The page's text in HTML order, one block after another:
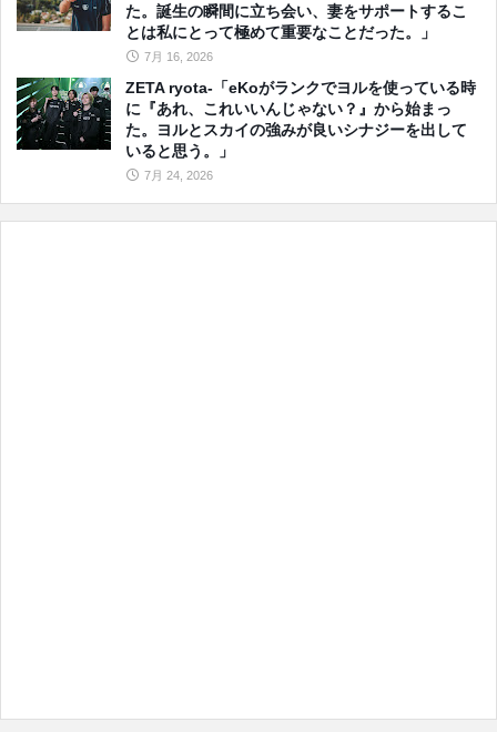
た。誕生の瞬間に立ち会い、妻をサポートするこ
とは私にとって極めて重要なことだった。」
7月 16, 2026
ZETA ryota-「eKoがランクでヨルを使っている時
に『あれ、これいいんじゃない？』から始まっ
た。ヨルとスカイの強みが良いシナジーを出して
いると思う。」
7月 24, 2026